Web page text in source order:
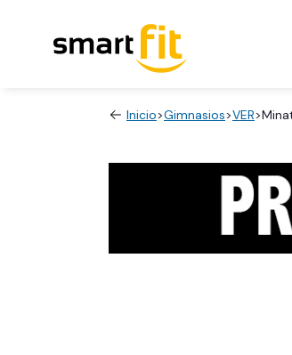
Inicio>Gimnasios>VER>